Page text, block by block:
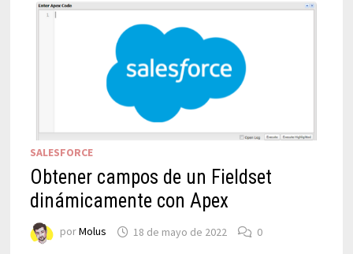
SALESFORCE
Obtener campos de un Fieldset
dinámicamente con Apex
porMolus 18 de mayo de 2022 0